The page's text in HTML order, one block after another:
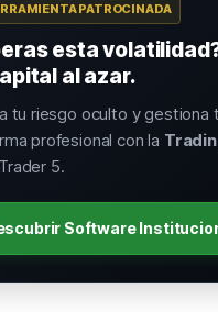
PATROCINADA
esta
al azar.
tu riesgo oculto y gestiona
profesional con la
5.
Software